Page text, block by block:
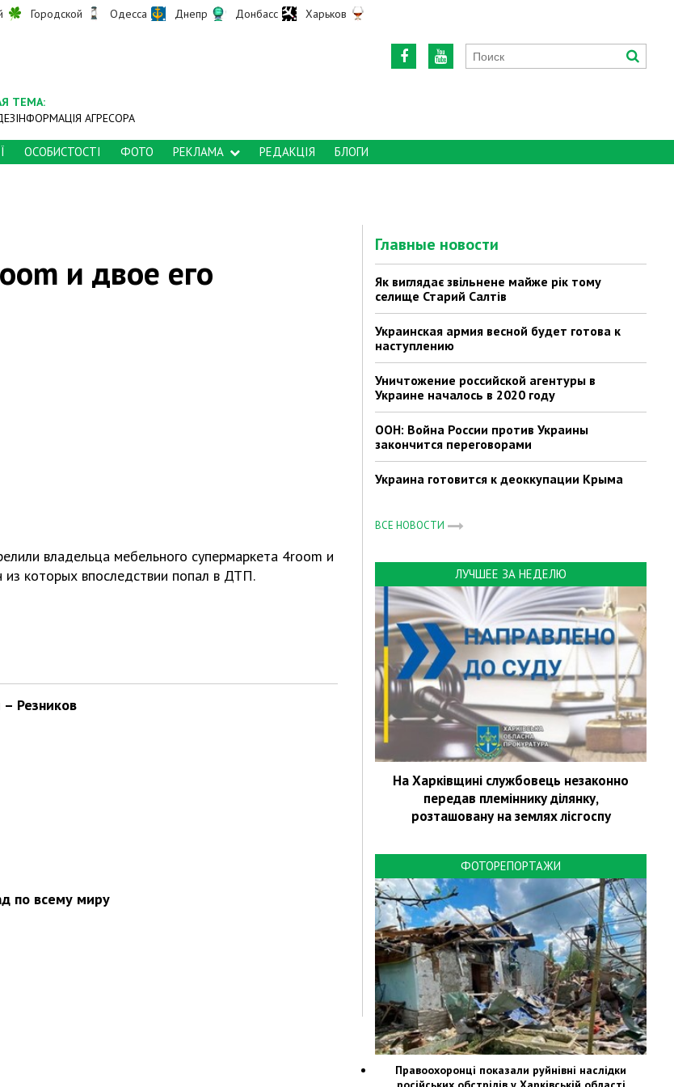
Городской Одесса Днепр Донбасс Харьков
ТЕМА:
АГРЕСОРА
ОСОБИСТОСТІ ФОТО РЕКЛАМА РЕДАКЦІЯ БЛОГИ
и двое его
владельца мебельного супермаркета 4room и
которых впоследствии попал в ДТП.
Резников
по всему миру
Главные новости
Як виглядає звільнене майже рік тому
селище Старий Салтів
Украинская армия весной будет готова к
наступлению
Уничтожение российской агентуры в
Украине началось в 2020 году
ООН: Война России против Украины
закончится переговорами
Украина готовится к деоккупации Крыма
ВСЕ НОВОСТИ
ЛУЧШЕЕ ЗА НЕДЕЛЮ
На Харківщині службовець незаконно
передав племіннику ділянку,
розташовану на землях лісгоспу
ФОТОРЕПОРТАЖИ
Правоохоронці показали руйнівні наслідки